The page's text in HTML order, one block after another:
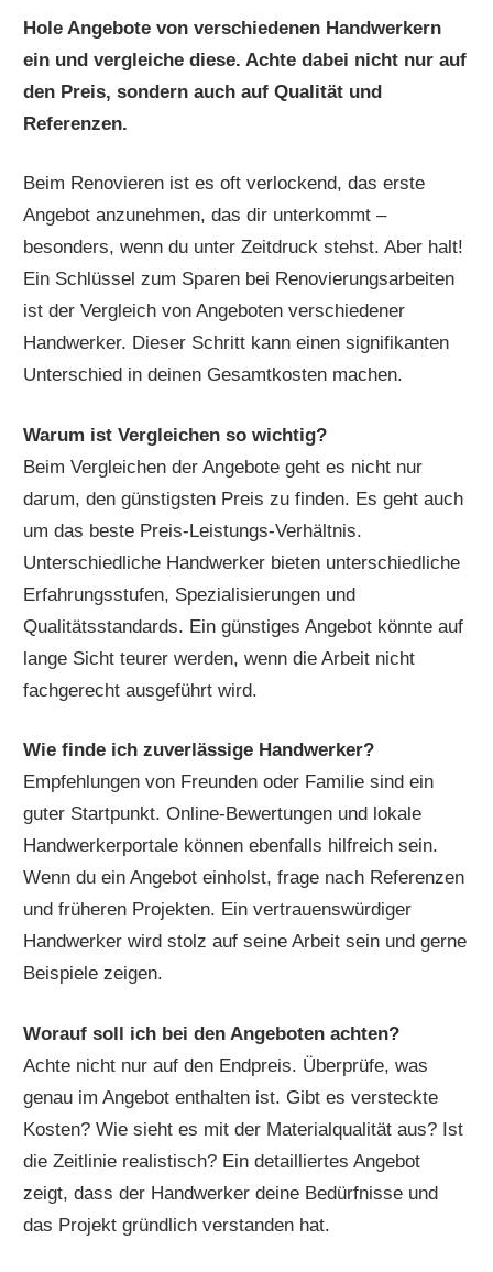
Hole Angebote von verschiedenen Handwerkern
ein und vergleiche diese. Achte dabei nicht nur auf
den Preis, sondern auch auf Qualität und
Referenzen.
Beim Renovieren ist es oft verlockend, das erste
Angebot anzunehmen, das dir unterkommt –
besonders, wenn du unter Zeitdruck stehst. Aber halt!
Ein Schlüssel zum Sparen bei Renovierungsarbeiten
ist der Vergleich von Angeboten verschiedener
Handwerker. Dieser Schritt kann einen signifikanten
Unterschied in deinen Gesamtkosten machen.
Warum ist Vergleichen so wichtig?
Beim Vergleichen der Angebote geht es nicht nur
darum, den günstigsten Preis zu finden. Es geht auch
um das beste Preis-Leistungs-Verhältnis.
Unterschiedliche Handwerker bieten unterschiedliche
Erfahrungsstufen, Spezialisierungen und
Qualitätsstandards. Ein günstiges Angebot könnte auf
lange Sicht teurer werden, wenn die Arbeit nicht
fachgerecht ausgeführt wird.
Wie finde ich zuverlässige Handwerker?
Empfehlungen von Freunden oder Familie sind ein
guter Startpunkt. Online-Bewertungen und lokale
Handwerkerportale können ebenfalls hilfreich sein.
Wenn du ein Angebot einholst, frage nach Referenzen
und früheren Projekten. Ein vertrauenswürdiger
Handwerker wird stolz auf seine Arbeit sein und gerne
Beispiele zeigen.
Worauf soll ich bei den Angeboten achten?
Achte nicht nur auf den Endpreis. Überprüfe, was
genau im Angebot enthalten ist. Gibt es versteckte
Kosten? Wie sieht es mit der Materialqualität aus? Ist
die Zeitlinie realistisch? Ein detailliertes Angebot
zeigt, dass der Handwerker deine Bedürfnisse und
das Projekt gründlich verstanden hat.